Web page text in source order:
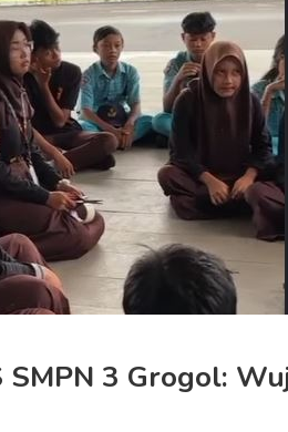
SMPN 3 Grogol: